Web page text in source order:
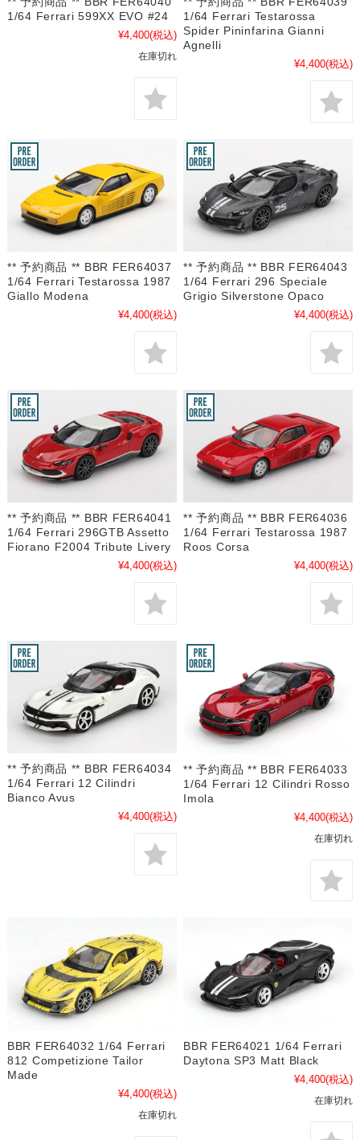
1/64 Ferrari 599XX EVO #24
¥4,400(税込)
在庫切れ
1/64 Ferrari Testarossa
Spider Pininfarina Gianni
Agnelli
¥4,400(税込)
** 予約商品 ** BBR FER64037
1/64 Ferrari Testarossa 1987
Giallo Modena
¥4,400(税込)
** 予約商品 ** BBR FER64043
1/64 Ferrari 296 Speciale
Grigio Silverstone Opaco
¥4,400(税込)
** 予約商品 ** BBR FER64041
1/64 Ferrari 296GTB Assetto
Fiorano F2004 Tribute Livery
¥4,400(税込)
** 予約商品 ** BBR FER64036
1/64 Ferrari Testarossa 1987
Roos Corsa
¥4,400(税込)
** 予約商品 ** BBR FER64034
1/64 Ferrari 12 Cilindri
Bianco Avus
¥4,400(税込)
** 予約商品 ** BBR FER64033
1/64 Ferrari 12 Cilindri Rosso
Imola
¥4,400(税込)
在庫切れ
BBR FER64032 1/64 Ferrari
812 Competizione Tailor
Made
¥4,400(税込)
在庫切れ
BBR FER64021 1/64 Ferrari
Daytona SP3 Matt Black
¥4,400(税込)
在庫切れ